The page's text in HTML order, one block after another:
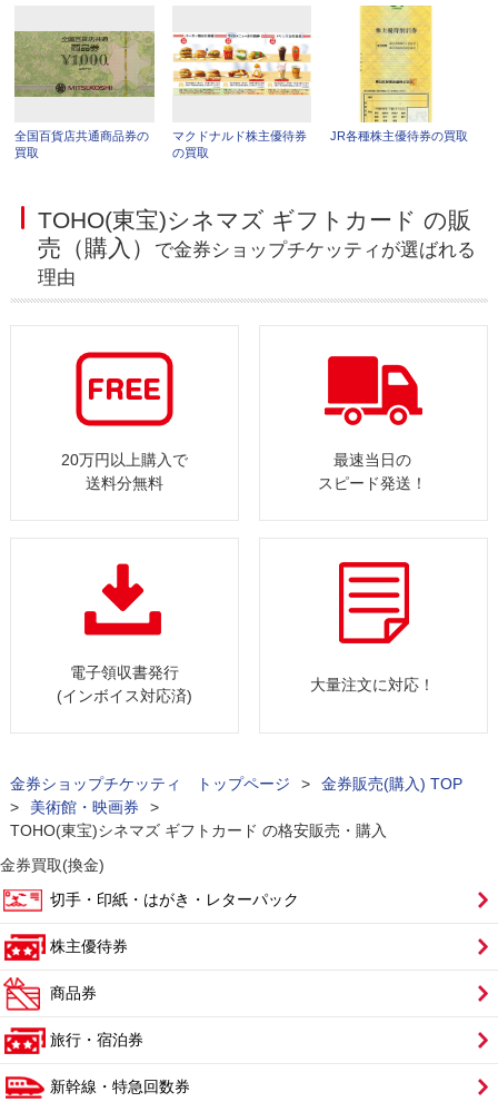
全国百貨店共通商品券の
買取
マクドナルド株主優待券
の買取
JR各種株主優待券の買取
TOHO(東宝)シネマズ ギフトカード の販
売（購入）
で金券ショップチケッティが選ばれる
理由
20万円以上購入で
送料分無料
最速当日の
スピード発送！
電子領収書発行
(インボイス対応済)
大量注文に対応！
金券ショップチケッティ トップページ >
金券販売(購入) TOP
>
美術館・映画券
>
TOHO(東宝)シネマズ ギフトカード の格安販売・購入
金券買取(換金)
切手・印紙・はがき・レターパック
株主優待券
商品券
旅行・宿泊券
新幹線・特急回数券